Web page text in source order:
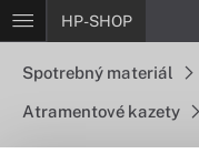
HP-SHOP
Spotrebný materiál
Atramentové kazety